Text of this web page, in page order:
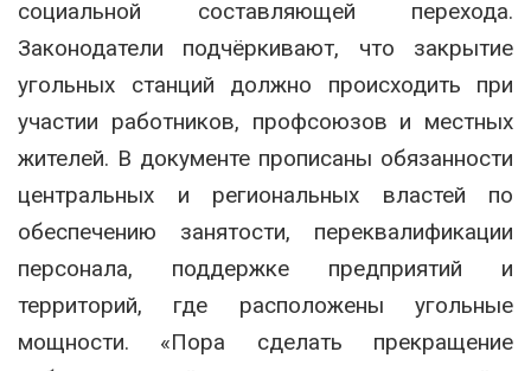
социальной составляющей перехода.
Законодатели подчёркивают, что закрытие
угольных станций должно происходить при
участии работников, профсоюзов и местных
жителей. В документе прописаны обязанности
центральных и региональных властей по
обеспечению занятости, переквалификации
персонала, поддержке предприятий и
территорий, где расположены угольные
мощности. «Пора сделать прекращение